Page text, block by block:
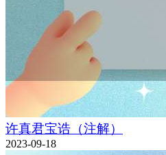
许真君宝诰（注解）
2023-09-18